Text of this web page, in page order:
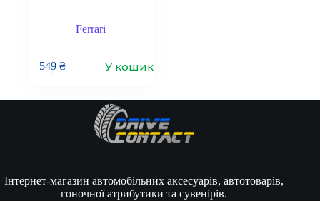
Ferrari
549₴ У кошик
Інтернет-магазин автомобільних аксесуарів, автотоварів,
гоночної атрибутики та сувенірів.